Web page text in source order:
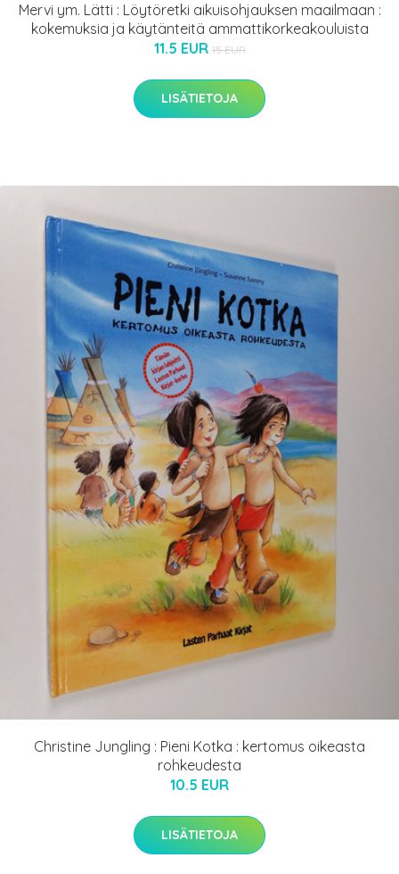
Mervi ym. Lätti : Löytöretki aikuisohjauksen maailmaan :
kokemuksia ja käytänteitä ammattikorkeakouluista
11.5 EUR 15 EUR
LISÄTIETOJA
Christine Jungling : Pieni Kotka : kertomus oikeasta
rohkeudesta
10.5 EUR
LISÄTIETOJA